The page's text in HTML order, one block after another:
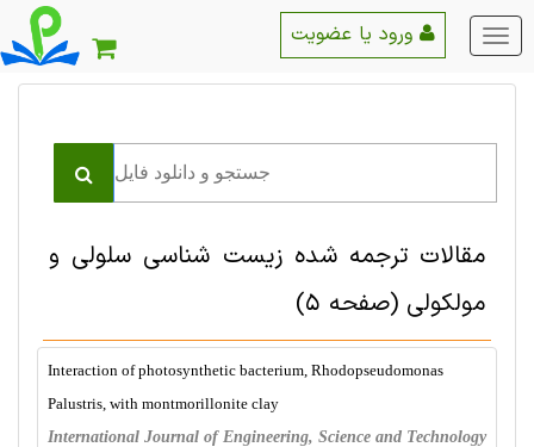
منو
اصلی
مقالات ترجمه شده زیست شناسی سلولی و
مولکولی (صفحه 5)
Interaction of photosynthetic bacterium, Rhodopseudomonas
Palustris, with montmorillonite clay
International Journal of Engineering, Science and Technology